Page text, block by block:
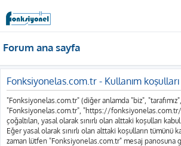
Forum ana sayfa
Fonksiyonelas.com.tr - Kullanım koşulları
"Fonksiyonelas.com.tr" (diğer anlamda "biz",
"Fonksiyonelas.com.tr", "https://fonksiyonelas.com.tr/
çoğaltılan, yasal olarak sınırlı olan alttaki koşulları
Eğer yasal olarak sınırlı olan alttaki koşulların tümünü
zaman lütfen "Fonksiyonelas.com.tr" mesaj panosuna